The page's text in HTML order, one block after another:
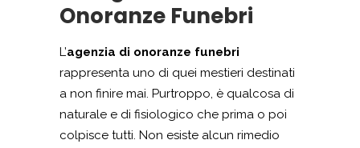
Onoranze Funebri
L’agenzia di onoranze funebri
rappresenta uno di quei mestieri destinati
a non finire mai. Purtroppo, è qualcosa di
naturale e di fisiologico che prima o poi
colpisce tutti. Non esiste alcun rimedio